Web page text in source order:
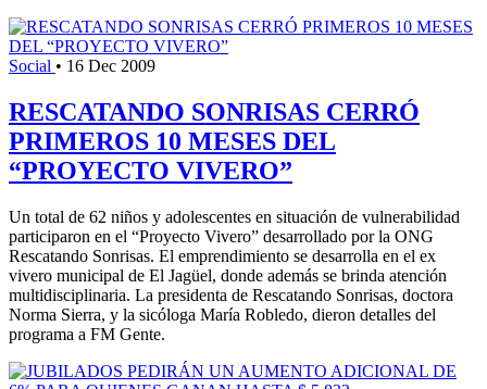
Social • 16 Dec 2009
RESCATANDO SONRISAS CERRÓ
PRIMEROS 10 MESES DEL
“PROYECTO VIVERO”
Un total de 62 niños y adolescentes en situación de vulnerabilidad
participaron en el “Proyecto Vivero” desarrollado por la ONG
Rescatando Sonrisas. El emprendimiento se desarrolla en el ex
vivero municipal de El Jagüel, donde además se brinda atención
multidisciplinaria. La presidenta de Rescatando Sonrisas, doctora
Norma Sierra, y la sicóloga María Robledo, dieron detalles del
programa a FM Gente.